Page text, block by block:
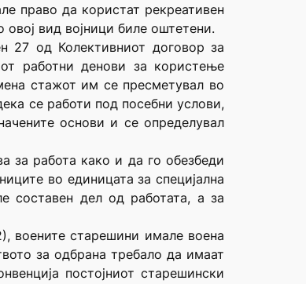
право да користат рекреативен
вид војници биле оштетени.
од Колективниот договор за
работни денови за користење
стажот им се пресметувал во
се работи под посебни услови,
основи и се определувал
за работа како и да го обезбеди
во единицата за специјална
составен дел од работата, а за
воените старешини имале воена
за одбрана требало да имаат
постојниот старешински